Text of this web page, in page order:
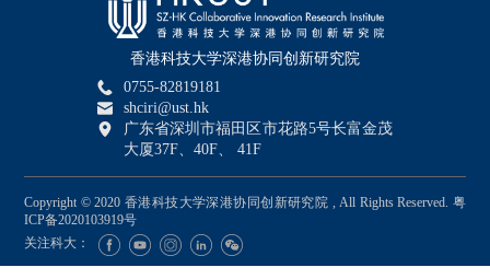
香港科技大学深港协同创新研究院
0755-82819181
shciri@ust.hk
广东省深圳市福田区市花路5号长富金茂
大厦37F、40F、 41F
Copyright © 2020 香港科技大学深港协同创新研究院 , All Rights Reserved. 粤
ICP备2020103919号
关注科大：